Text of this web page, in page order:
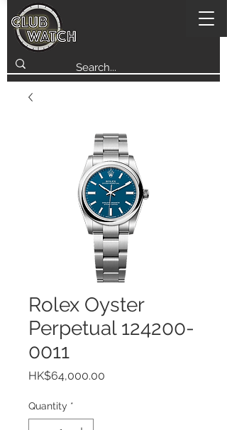
Rolex Oyster
Perpetual 124200-
0011
HK$64,000.00
Quantity *